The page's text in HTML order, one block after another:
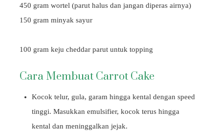
450 gram wortel (parut halus dan jangan diperas airnya)
150 gram minyak sayur
100 gram keju cheddar parut untuk topping
Cara Membuat Carrot Cake
Kocok telur, gula, garam hingga kental dengan speed
tinggi. Masukkan emulsifier, kocok terus hingga
kental dan meninggalkan jejak.